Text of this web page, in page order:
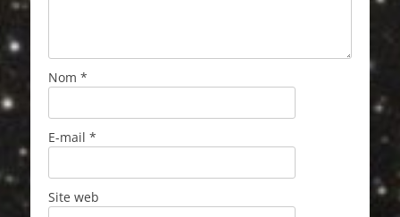
Nom *
E-mail *
Site web